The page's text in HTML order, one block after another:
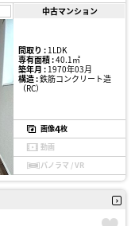
中古マンション
間取り :1LDK
専有面積 :40.1㎡
築年月 :1970年03月
構造 :鉄筋コンクリート造
（RC）
画像4枚
動画
パノラマ / VR